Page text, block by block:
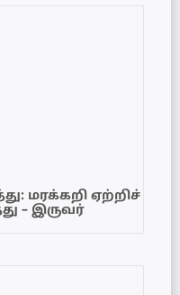
மரக்கறி ஏற்றிச்
– இருவர்